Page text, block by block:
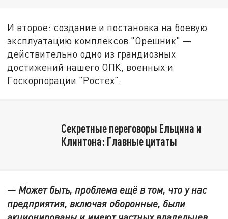
И второе: создание и постановка на боевую
эксплуатацию комплексов "Орешник" —
действительно одно из грандиозных
достижений нашего ОПК, военных и
Госкорпорации "Ростех".
Секретные переговоры Ельцина и
Клинтона: Главные цитаты
— Может быть, проблема ещё в том, что у нас
предприятия, включая оборонные, были